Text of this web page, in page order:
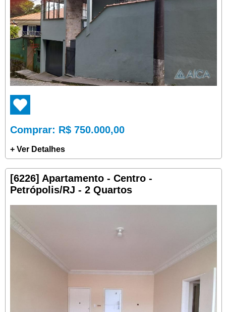
Comprar: R$ 750.000,00
+ Ver Detalhes
[6226] Apartamento - Centro -
Petrópolis/RJ - 2 Quartos